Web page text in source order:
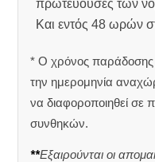
πρωτεύουσες των
Και εντός 48 ωρών
* Ο χρόνος
την ημερομηνία
να διαφοροποιηθεί
συνθηκών.
**Εξαιρούνται οι